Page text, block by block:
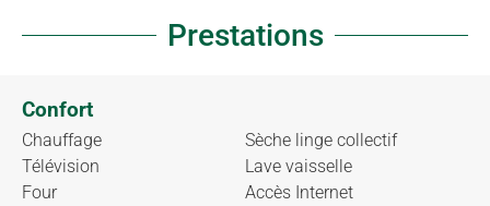
Prestations
Confort
Chauffage
Télévision
Four
Sèche linge collectif
Lave vaisselle
Accès Internet